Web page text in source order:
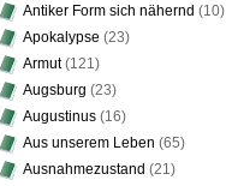
Antiker Form sich nähernd (10)
Apokalypse (23)
Armut(121)
Augsburg (23)
Augustinus (16)
Aus unserem Leben (65)
Ausnahmezustand (21)